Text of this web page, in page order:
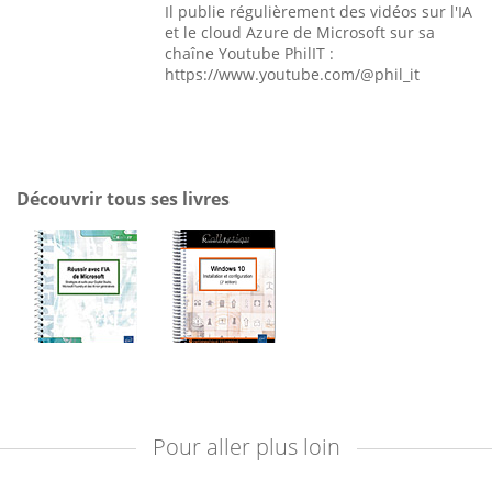
Il publie régulièrement des vidéos sur l'IA
et le cloud Azure de Microsoft sur sa
chaîne Youtube PhilIT :
https://www.youtube.com/@phil_it
Découvrir tous ses livres
Pour aller plus loin